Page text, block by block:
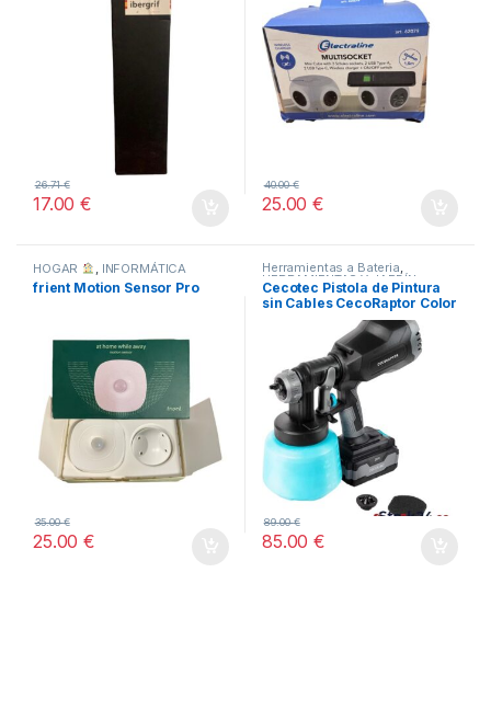
17.00€
26.71€
25.00€
40.00€
HOGAR , INFORMÁTICA
frient Motion Sensor Pro
25.00€
35.00€
Herramientas a Bateria,
HERRAMIENTAS Y JARDÍN
HOGAR
Cecotec Pistola de Pintura
sin Cables CecoRaptor Color
85.00€
89.00€